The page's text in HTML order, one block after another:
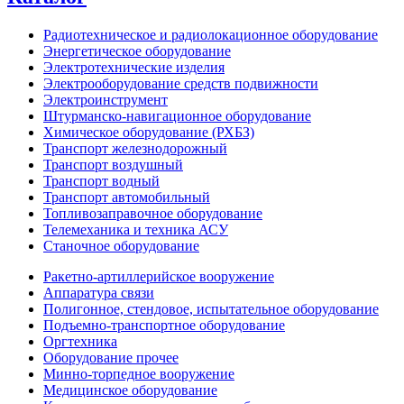
Радиотехническое и радиолокационное оборудование
Энергетическое оборудование
Электротехнические изделия
Электрооборудование средств подвижности
Электроинструмент
Штурманско-навигационное оборудование
Химическое оборудование (РХБЗ)
Транспорт железнодорожный
Транспорт воздушный
Транспорт водный
Транспорт автомобильный
Топливозаправочное оборудование
Телемеханика и техника АСУ
Станочное оборудование
Ракетно-артиллерийское вооружение
Аппаратура связи
Полигонное, стендовое, испытательное оборудование
Подъемно-транспортное оборудование
Оргтехника
Оборудование прочее
Минно-торпедное вооружение
Медицинское оборудование